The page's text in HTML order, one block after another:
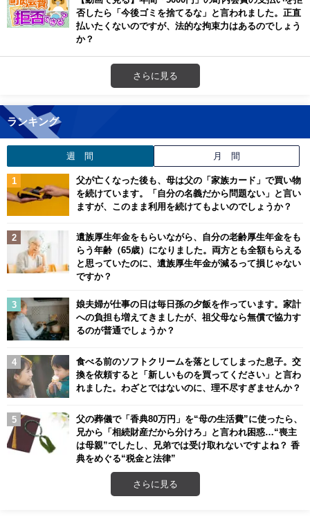
否したら「今後ゴミを捨てるな」と言われました。正直
払いたくないのですが、法的な拘束力はあるのでしょう
か？
さらに見る
ランキング
週 間 月 間
父が亡くなった後も、母は父の「家族カード」で買い物
を続けています。「自分の名義だから問題ない」と言い
ますが、このまま利用を続けてもよいのでしょうか？
遺族厚生年金をもらいながら、自分の老齢厚生年金をも
らう年齢（65歳）になりました。両方とも全額もらえる
と思っていたのに、遺族厚生年金が減るって損じゃない
ですか？
娘夫婦が仕事の日は毎日孫の夕飯を作っています。家計
への負担も増えてきましたが、祖父母なら無償で協力す
るのが普通でしょうか？
食べる前のソフトクリームを落としてしまった息子。交
換を依頼すると「新しいものを買ってください」と言わ
れました。わざとではないのに、理不尽すぎませんか？
父の葬儀で「香典80万円」を“母の生活費”に使ったら、
兄から「相続財産だから分けろ」と言われ困惑…“喪主
は母親”でしたし、兄弟では受け取れないですよね？ 香
典をめぐる“税金と法律”
さらに見る